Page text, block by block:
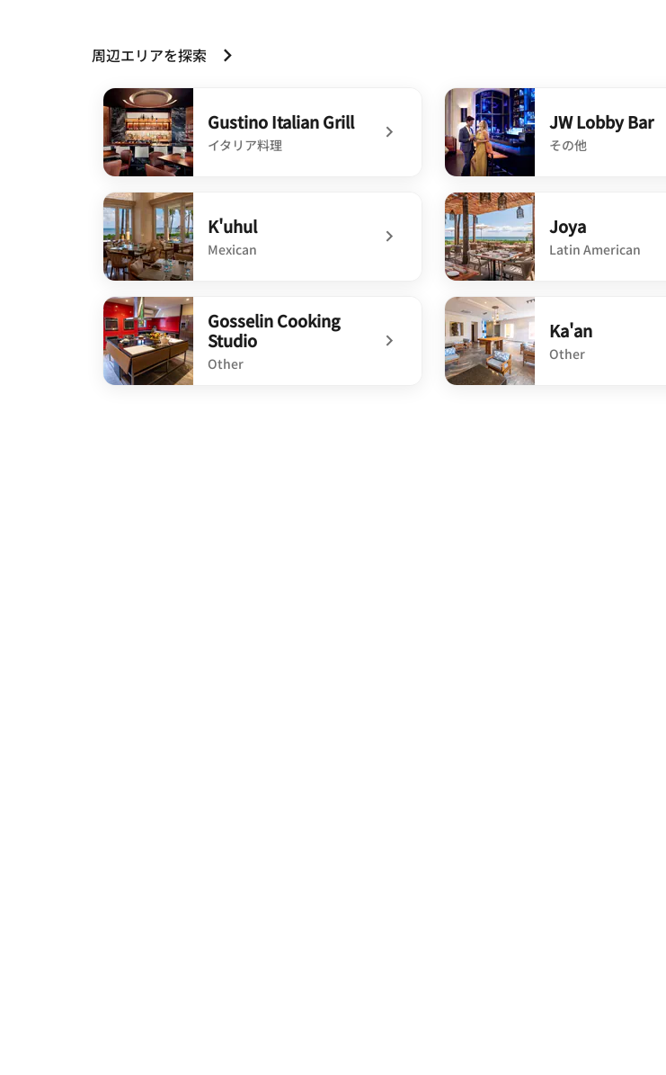
周辺エリアを探索
Gustino Italian Grill
イタリア料理
undefined Gustino Italian Grill
JW Lobby Bar
その他
undefined JW Lobby Bar
K'uhul
Mexican
undefined K'uhul
Joya
Latin American
undefined Joya
Gosselin Cooking
Studio
Other
Ka'an
Other